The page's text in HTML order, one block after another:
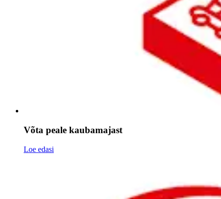
Võta peale kaubamajast
Loe edasi